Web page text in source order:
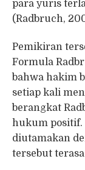
para yuris
(Radbruch,
Pemikiran
Formula
bahwa hakim
setiap kali
berangkat
hukum positif.
diutamakan
tersebut